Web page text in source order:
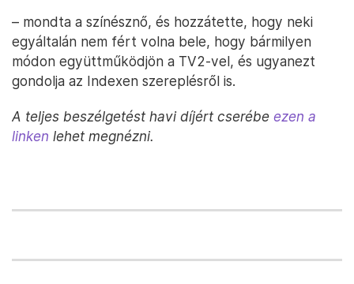
– mondta a színésznő, és hozzátette, hogy neki
egyáltalán nem fért volna bele, hogy bármilyen
módon együttműködjön a TV2-vel, és ugyanezt
gondolja az Indexen szereplésről is.
A teljes beszélgetést havi díjért cserébe ezen a
linken lehet megnézni.